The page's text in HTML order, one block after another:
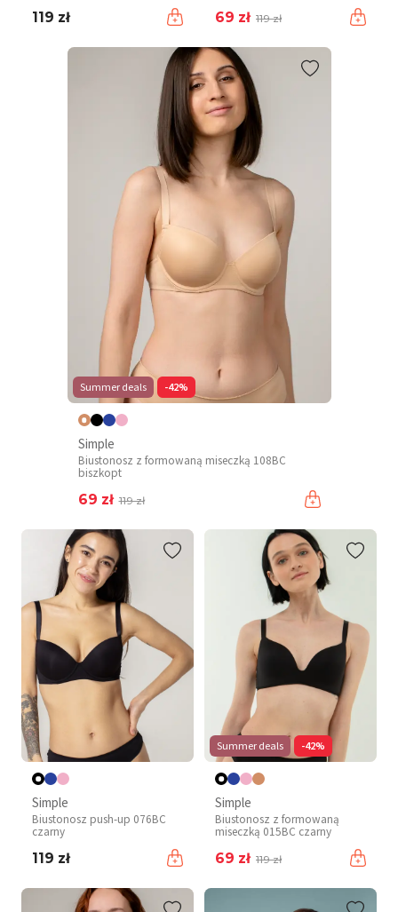
119 zł 69 zł 119 zł
Summer deals -42%
Simple
Biustonosz z formowaną miseczką 108BC
biszkopt
69 zł 119 zł
Simple
Biustonosz push-up 076BC
czarny
119 zł
Summer deals -42%
Simple
Biustonosz z formowaną
miseczką 015BC czarny
69 zł 119 zł